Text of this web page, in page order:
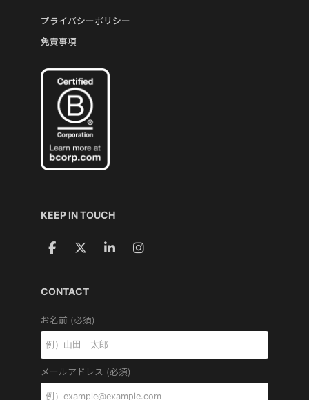
プライバシーポリシー
免責事項
KEEP IN TOUCH
CONTACT
お名前 (必須)
メールアドレス (必須)